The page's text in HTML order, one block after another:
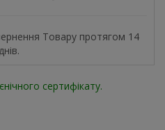
Товару протягом 14
днів.
сертифікату.